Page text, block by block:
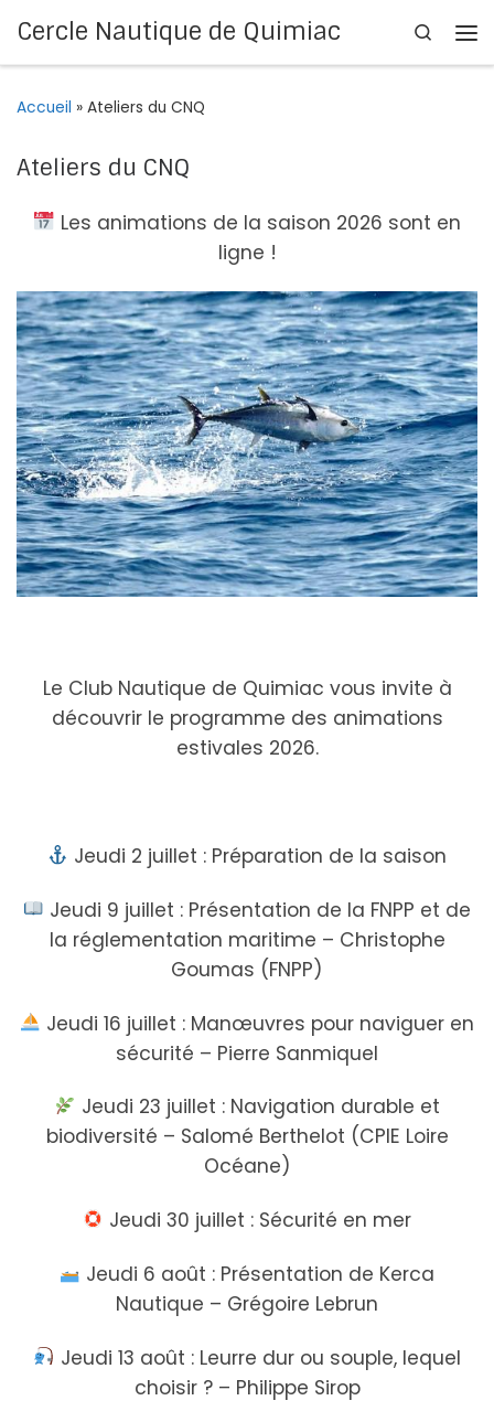
Passer au contenu
Cercle Nautique de Quimiac
Search
Accueil » Ateliers du CNQ
Ateliers du CNQ
Les animations de la saison 2026 sont en
ligne !
Le Club Nautique de Quimiac vous invite à
découvrir le programme des animations
estivales 2026.
Jeudi 2 juillet : Préparation de la saison
Jeudi 9 juillet : Présentation de la FNPP et de
la réglementation maritime – Christophe
Goumas (FNPP)
Jeudi 16 juillet : Manœuvres pour naviguer en
sécurité – Pierre Sanmiquel
Jeudi 23 juillet : Navigation durable et
biodiversité – Salomé Berthelot (CPIE Loire
Océane)
Jeudi 30 juillet : Sécurité en mer
Jeudi 6 août : Présentation de Kerca
Nautique – Grégoire Lebrun
Jeudi 13 août : Leurre dur ou souple, lequel
choisir ? – Philippe Sirop